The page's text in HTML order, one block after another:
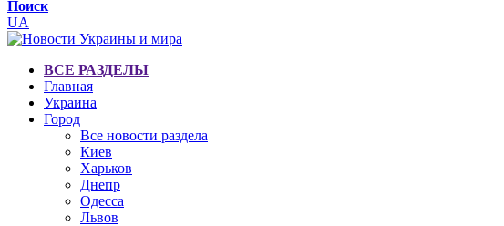
Поиск
UA
ВСЕ РАЗДЕЛЫ
Главная
Украина
Город
Все новости раздела
Киев
Харьков
Днепр
Одесса
Львов